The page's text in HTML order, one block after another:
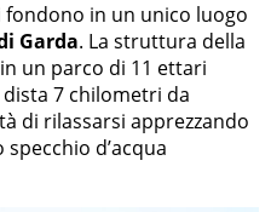
fondono in un unico luogo
Garda. La struttura della
un parco di 11 ettari
7 chilometri da
di rilassarsi apprezzando
d’acqua